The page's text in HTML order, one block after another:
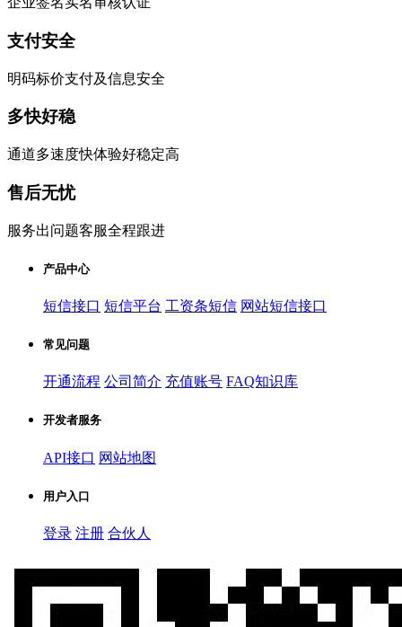
支付安全
明码标价支付及信息安全
多快好稳
通道多速度快体验好稳定高
售后无忧
服务出问题客服全程跟进
产品中心
短信接口 短信平台 工资条短信 网站短信接口
常见问题
开通流程 公司简介 充值账号 FAQ知识库
开发者服务
API接口 网站地图
用户入口
登录 注册 合伙人